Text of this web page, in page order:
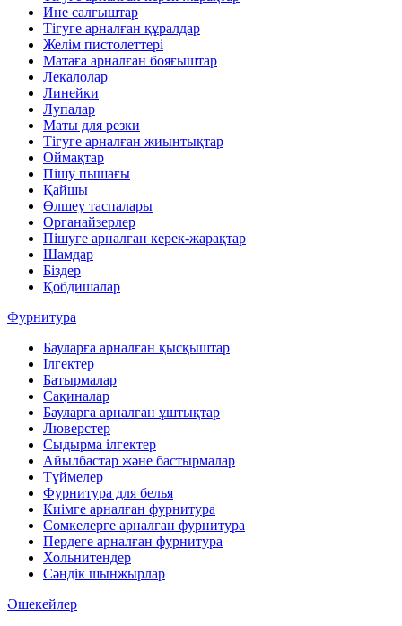
Ине салғыштар
Тігуге арналған құралдар
Желім пистолеттері
Матаға арналған бояғыштар
Лекалолар
Линейки
Лупалар
Маты для резки
Тігуге арналған жиынтықтар
Оймақтар
Пішу пышағы
Қайшы
Өлшеу таспалары
Органайзерлер
Пішуге арналған керек-жарақтар
Шамдар
Біздер
Қобдишалар
Фурнитура
Бауларға арналған қысқыштар
Ілгектер
Батырмалар
Сақиналар
Бауларға арналған ұштықтар
Люверстер
Сыдырма ілгектер
Айылбастар және бастырмалар
Түймелер
Фурнитура для белья
Киімге арналған фурнитура
Сөмкелерге арналған фурнитура
Пердеге арналған фурнитура
Хольнитендер
Сәндік шынжырлар
Әшекейлер